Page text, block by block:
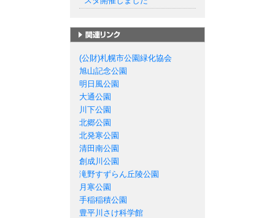
(公財)札幌市公園緑化協会
旭山記念公園
明日風公園
大通公園
川下公園
北郷公園
北発寒公園
清田南公園
創成川公園
滝野すずらん丘陵公園
月寒公園
手稲稲積公園
豊平川さけ科学館